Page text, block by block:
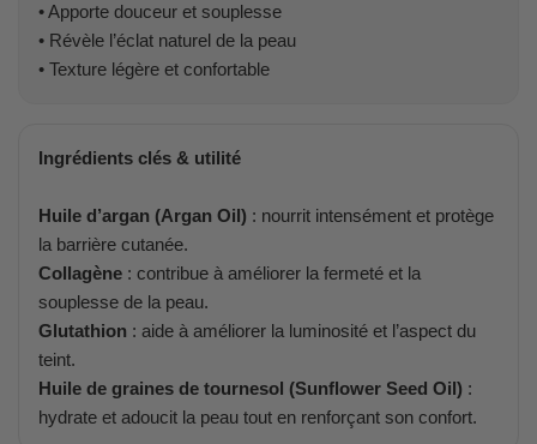
• Apporte douceur et souplesse
• Révèle l’éclat naturel de la peau
• Texture légère et confortable
Ingrédients clés & utilité
Huile d’argan (Argan Oil) : nourrit intensément et protège
la barrière cutanée.
Collagène : contribue à améliorer la fermeté et la
souplesse de la peau.
Glutathion : aide à améliorer la luminosité et l’aspect du
teint.
Huile de graines de tournesol (Sunflower Seed Oil) :
hydrate et adoucit la peau tout en renforçant son confort.